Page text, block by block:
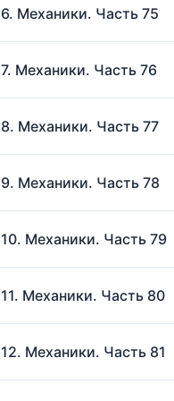
6. Механики. Часть 75
7. Механики. Часть 76
8. Механики. Часть 77
9. Механики. Часть 78
10. Механики. Часть 79
11. Механики. Часть 80
12. Механики. Часть 81